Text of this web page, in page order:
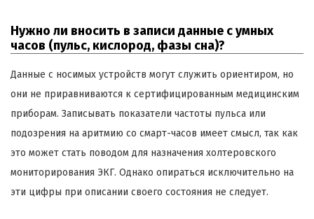
Нужно ли вносить в записи данные с умных
часов (пульс, кислород, фазы сна)?
Данные с носимых устройств могут служить ориентиром, но
они не приравниваются к сертифицированным медицинским
приборам. Записывать показатели частоты пульса или
подозрения на аритмию со смарт-часов имеет смысл, так как
это может стать поводом для назначения холтеровского
мониторирования ЭКГ. Однако опираться исключительно на
эти цифры при описании своего состояния не следует.